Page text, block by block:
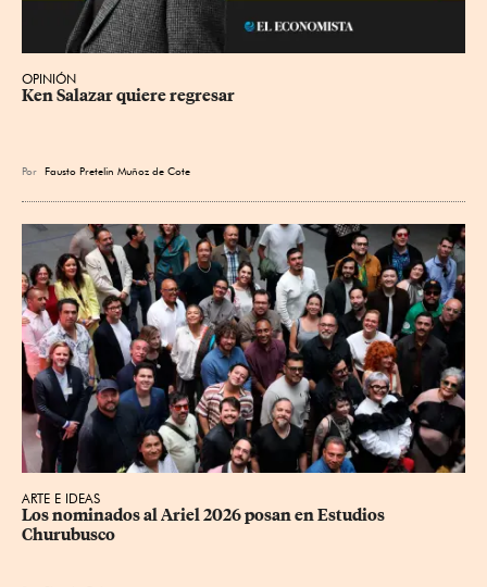
OPINIÓN
Ken Salazar quiere regresar
Por Fausto Pretelin Muñoz de Cote
ARTE E IDEAS
Los nominados al Ariel 2026 posan en Estudios
Churubusco